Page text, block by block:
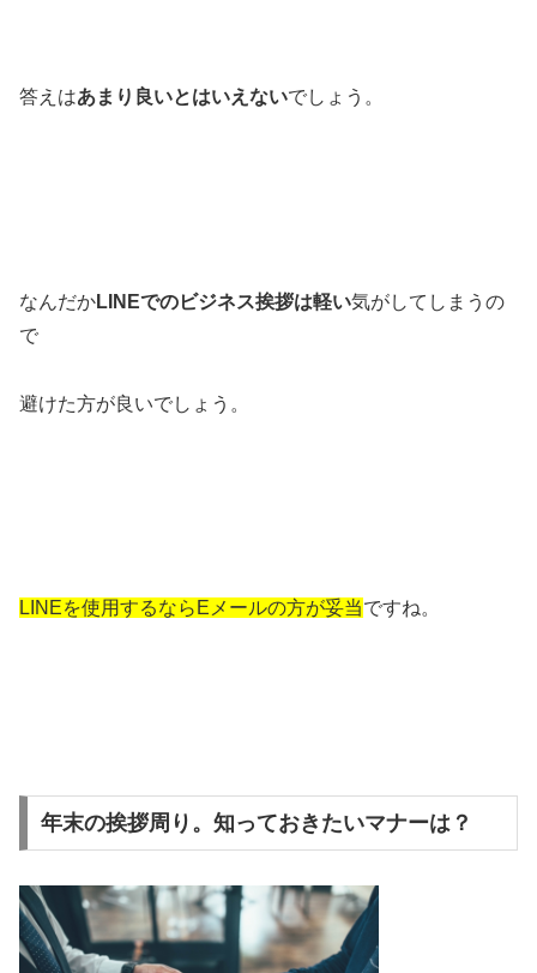
答えはあまり良いとはいえないでしょう。
なんだかLINEでのビジネス挨拶は軽い気がしてしまうの
で
避けた方が良いでしょう。
LINEを使用するならEメールの方が妥当ですね。
年末の挨拶周り。知っておきたいマナーは？